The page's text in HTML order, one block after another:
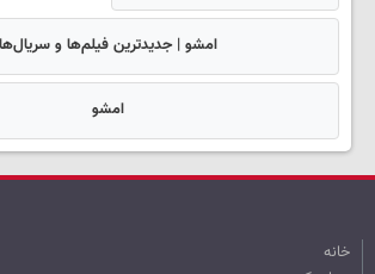
امشو | جدیدترین فیلم‌ها و سریال‌ها
امشو
خانه